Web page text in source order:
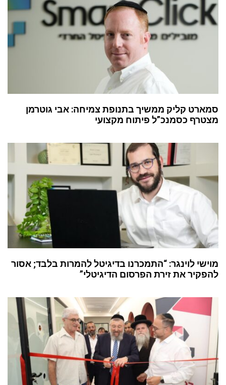
סמארט קליק ממשיך בתנופת צמיחה: אבי גוטרמן
מצטרף כסמנכ”ל פיתוח מקצועי
מוישי לוינגר: “התמכרנו בדיגיטל להמרות בלבד; אסור
להפקיר את זירת הפרסום הדיגיטלי”